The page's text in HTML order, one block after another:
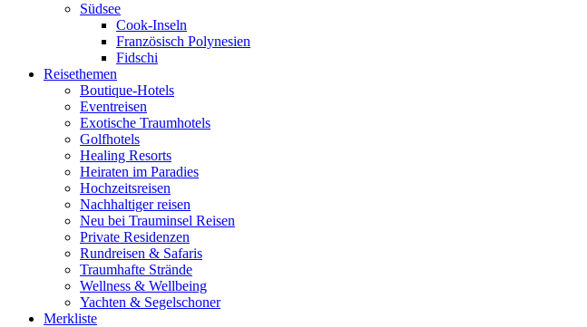
Südsee
Cook-Inseln
Französisch Polynesien
Fidschi
Reisethemen
Boutique-Hotels
Eventreisen
Exotische Traumhotels
Golfhotels
Healing Resorts
Heiraten im Paradies
Hochzeitsreisen
Nachhaltiger reisen
Neu bei Trauminsel Reisen
Private Residenzen
Rundreisen & Safaris
Traumhafte Strände
Wellness & Wellbeing
Yachten & Segelschoner
Merkliste